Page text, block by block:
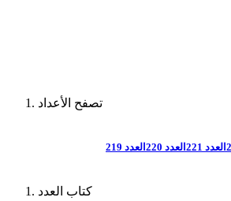
تصفح الأعداد
العدد 221 العدد 220 العدد 219
كتاب العدد